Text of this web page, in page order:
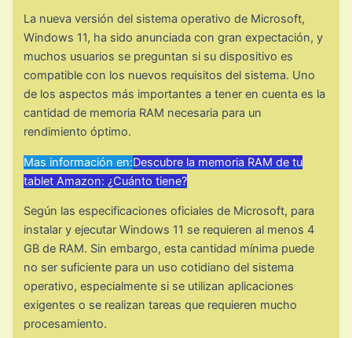
La nueva versión del sistema operativo de Microsoft,
Windows 11, ha sido anunciada con gran expectación, y
muchos usuarios se preguntan si su dispositivo es
compatible con los nuevos requisitos del sistema. Uno
de los aspectos más importantes a tener en cuenta es la
cantidad de memoria RAM necesaria para un
rendimiento óptimo.
Mas información en:Descubre la memoria RAM de tu
tablet Amazon: ¿Cuánto tiene?
Según las especificaciones oficiales de Microsoft, para
instalar y ejecutar Windows 11 se requieren al menos 4
GB de RAM. Sin embargo, esta cantidad mínima puede
no ser suficiente para un uso cotidiano del sistema
operativo, especialmente si se utilizan aplicaciones
exigentes o se realizan tareas que requieren mucho
procesamiento.